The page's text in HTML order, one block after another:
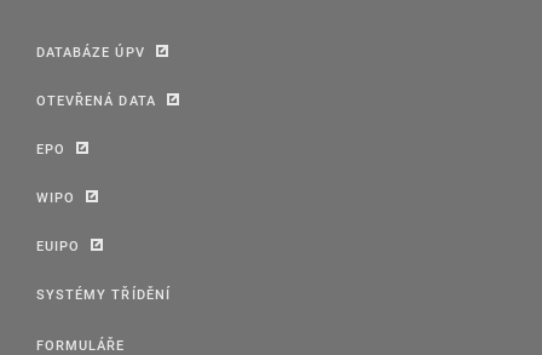
DATABÁZE ÚPV
OTEVŘENÁ DATA
EPO
WIPO
EUIPO
SYSTÉMY TŘÍDĚNÍ
FORMULÁŘE